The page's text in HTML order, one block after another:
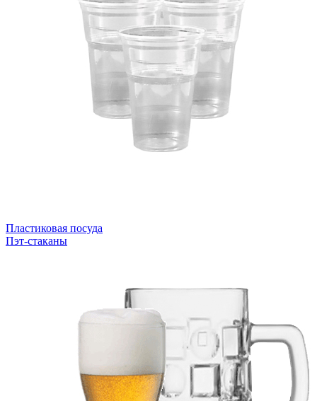
Пластиковая посуда
Пэт-стаканы